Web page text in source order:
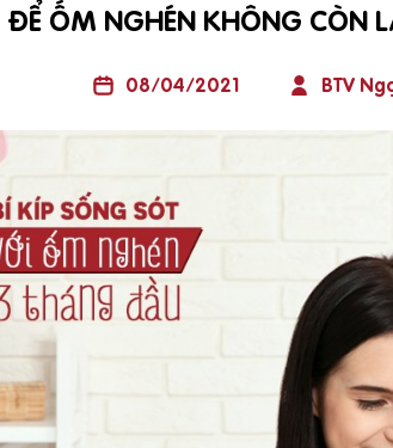
ĐỂ ỐM NGHÉN KHÔNG CÒN
08/04/2021 BTV